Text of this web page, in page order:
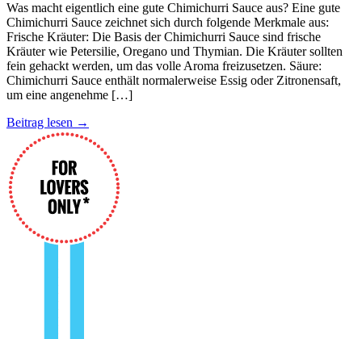
Was macht eigentlich eine gute Chimichurri Sauce aus? Eine gute
Chimichurri Sauce zeichnet sich durch folgende Merkmale aus:
Frische Kräuter: Die Basis der Chimichurri Sauce sind frische
Kräuter wie Petersilie, Oregano und Thymian. Die Kräuter sollten
fein gehackt werden, um das volle Aroma freizusetzen. Säure:
Chimichurri Sauce enthält normalerweise Essig oder Zitronensaft,
um eine angenehme […]
Beitrag lesen →